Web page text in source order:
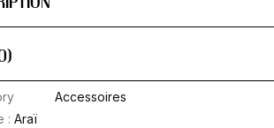
Accessoires
: Araï